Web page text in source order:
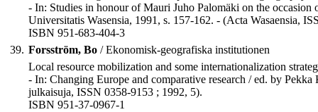
- In: Studies in honour of Mauri Juho Palomäki on the
Universitatis Wasensia, 1991, s. 157-162. - (Acta Wasaensia,
ISBN 951-683-404-3
39. Forsström, Bo / Ekonomisk-geografiska institutionen
Local resource mobilization and some internationalization
- In: Changing Europe and comparative research / ed. by
julkaisuja, ISSN 0358-9153 ; 1992, 5).
ISBN 951-37-0967-1